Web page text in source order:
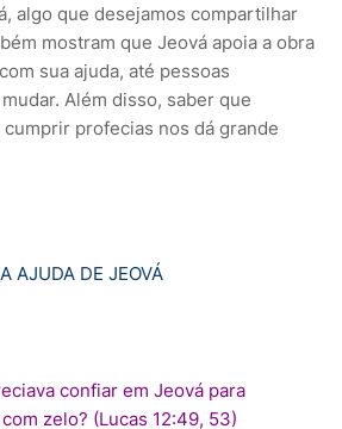
algo que desejamos compartilhar
mostram que Jeová apoia a obra
sua ajuda, até pessoas
Além disso, saber que
profecias nos dá grande
AJUDA DE JEOVÁ
confiar em Jeová para
zelo? (Lucas 12:49, 53)